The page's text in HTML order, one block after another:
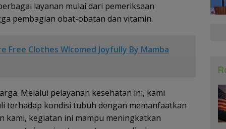
layanan mulai dari pemeriksaan
pembagian obat-obatan dan vitamin.
Free Clothes Wlcomed Joyfully By Mamba
Melalui pelayanan kesehatan ini, kami
terhadap kondisi tubuh dengan memanfaatkan
kami, kegiatan ini mampu meningkatkan